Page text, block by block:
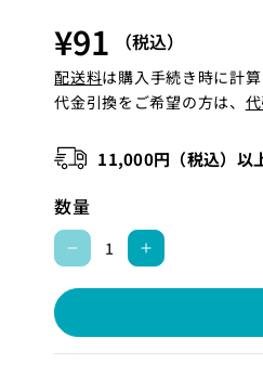
¥91 （税込）
配送料は購入手続き時に計算
代金引換をご希望の方は、
11,000円（税込）以
数量
絶
縁
子
絶
縁
子